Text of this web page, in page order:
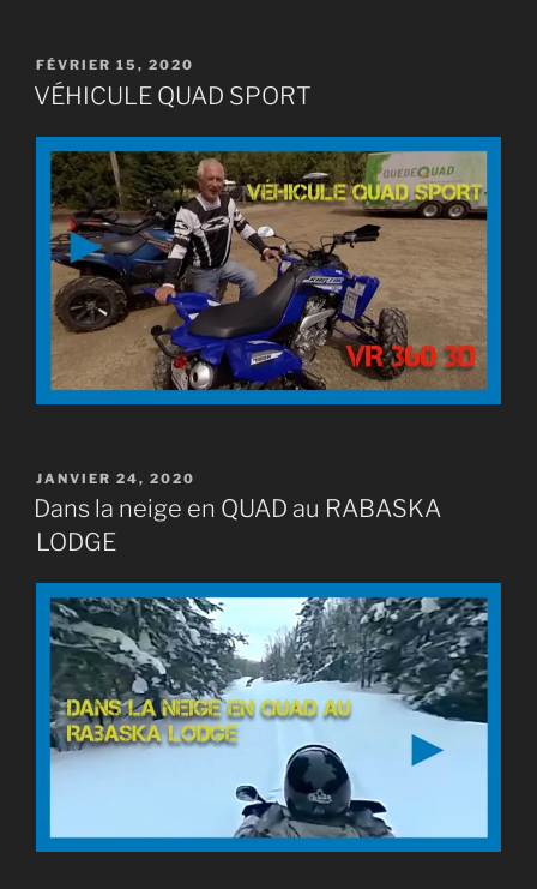
PUBLIÉ
LE
FÉVRIER 15, 2020
VÉHICULE QUAD SPORT
PUBLIÉ
LE
JANVIER 24, 2020
Dans la neige en QUAD au RABASKA
LODGE